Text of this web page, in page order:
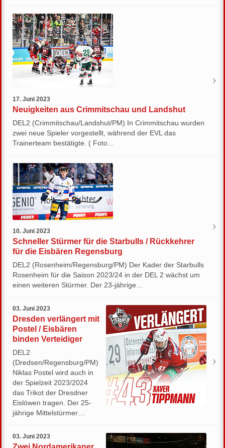
17. Juni 2023
Neuigkeiten aus Crimmitschau und Landshut
DEL2 (Crimmitschau/Landshut/PM) In Crimmitschau wurden
zwei neue Spieler vorgestellt, während der EVL das
Trainerteam bestätigte. ( Foto…
10. Juni 2023
Schneller Stürmer für die Starbulls / Rückkehrer
für die Eisbären Regensburg
DEL2 (Rosenheim/Regensburg/PM) Der Kader der Starbulls
Rosenheim für die Saison 2023/24 in der DEL 2 wächst um
einen weiteren Stürmer. Der 23-jährige…
03. Juni 2023
Dresden verlängert mit
Postel / Eisbären
binden Verteidiger
DEL2
(Dredsen/Regensburg/PM)
Niklas Postel wird auch in
der Spielzeit 2023/2024
das Trikot der Dresdner
Eislöwen tragen. Der 25-
jährige Mittelstürmer…
03. Juni 2023